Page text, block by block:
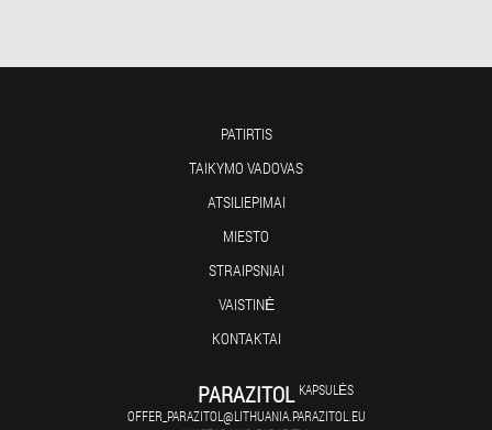
PATIRTIS
TAIKYMO VADOVAS
ATSILIEPIMAI
MIESTO
STRAIPSNIAI
VAISTINĖ
KONTAKTAI
PARAZITOL KAPSULĖS
OFFER_PARAZITOL@LITHUANIA.PARAZITOL.EU